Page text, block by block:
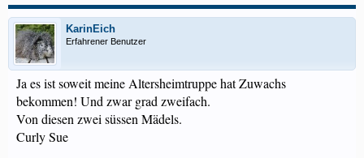
KarinEich
Erfahrener Benutzer
Ja es ist soweit meine Altersheimtruppe hat Zuwachs
bekommen! Und zwar grad zweifach.
Von diesen zwei süssen Mädels.
Curly Sue